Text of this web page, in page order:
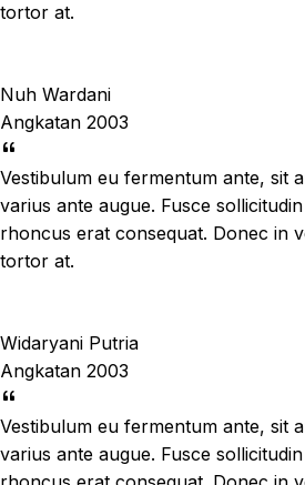
tortor at.
Nuh Wardani
Angkatan 2003
Vestibulum eu fermentum ante, sit
varius ante augue. Fusce
rhoncus erat consequat. Donec in
tortor at.
Widaryani Putria
Angkatan 2003
Vestibulum eu fermentum ante, sit
varius ante augue. Fusce